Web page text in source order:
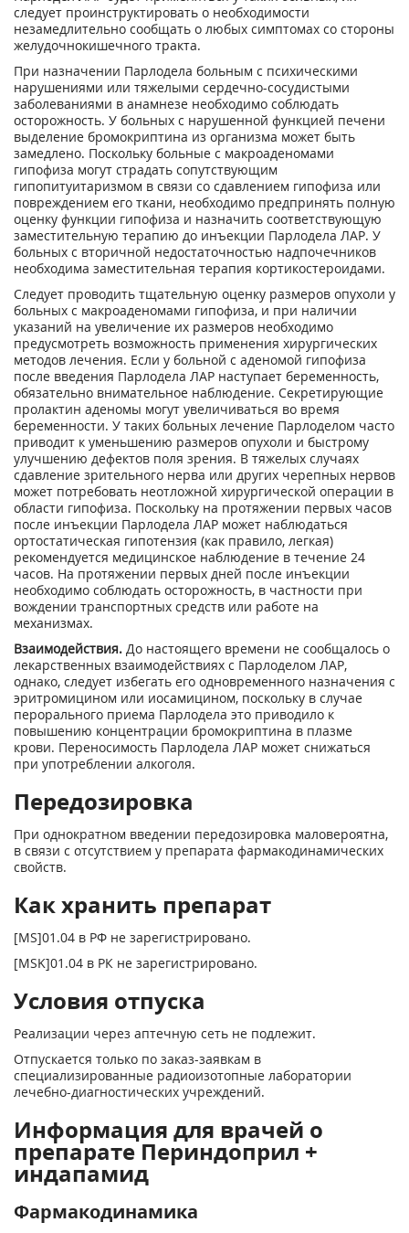
следует проинструктировать о необходимости
незамедлительно сообщать о любых симптомах со стороны
желудочнокишечного тракта.
При назначении Парлодела больным с психическими
нарушениями или тяжелыми сердечно-сосудистыми
заболеваниями в анамнезе необходимо соблюдать
осторожность. У больных с нарушенной функцией печени
выделение бромокриптина из организма может быть
замедлено. Поскольку больные с макроаденомами
гипофиза могут страдать сопутствующим
гипопитуитаризмом в связи со сдавлением гипофиза или
повреждением его ткани, необходимо предпринять полную
оценку функции гипофиза и назначить соответствующую
заместительную терапию до инъекции Парлодела ЛАР. У
больных с вторичной недостаточностью надпочечников
необходима заместительная терапия кортикостероидами.
Следует проводить тщательную оценку размеров опухоли у
больных с макроаденомами гипофиза, и при наличии
указаний на увеличение их размеров необходимо
предусмотреть возможность применения хирургических
методов лечения. Если у больной с аденомой гипофиза
после введения Парлодела ЛАР наступает беременность,
обязательно внимательное наблюдение. Секретирующие
пролактин аденомы могут увеличиваться во время
беременности. У таких больных лечение Парлоделом часто
приводит к уменьшению размеров опухоли и быстрому
улучшению дефектов поля зрения. В тяжелых случаях
сдавление зрительного нерва или других черепных нервов
может потребовать неотложной хирургической операции в
области гипофиза. Поскольку на протяжении первых часов
после инъекции Парлодела ЛАР может наблюдаться
ортостатическая гипотензия (как правило, легкая)
рекомендуется медицинское наблюдение в течение 24
часов. На протяжении первых дней после инъекции
необходимо соблюдать осторожность, в частности при
вождении транспортных средств или работе на
механизмах.
Взаимодействия. До настоящего времени не сообщалось о
лекарственных взаимодействиях с Парлоделом ЛАР,
однако, следует избегать его одновременного назначения с
эритромицином или иосамицином, поскольку в случае
перорального приема Парлодела это приводило к
повышению концентрации бромокриптина в плазме
крови. Переносимость Парлодела ЛАР может снижаться
при употреблении алкоголя.
Передозировка
При однократном введении передозировка маловероятна,
в связи с отсутствием у препарата фармакодинамических
свойств.
Как хранить препарат
[MS]01.04 в РФ не зарегистрировано.
[MSK]01.04 в РК не зарегистрировано.
Условия отпуска
Реализации через аптечную сеть не подлежит.
Отпускается только по заказ-заявкам в
специализированные радиоизотопные лаборатории
лечебно-диагностических учреждений.
Информация для врачей о
препарате Периндоприл +
индапамид
Фармакодинамика